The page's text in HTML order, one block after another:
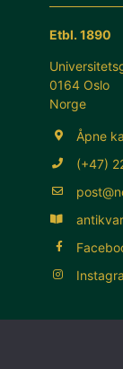
Etbl. 1890
0164 Oslo
Norge
Åpne
(+47)